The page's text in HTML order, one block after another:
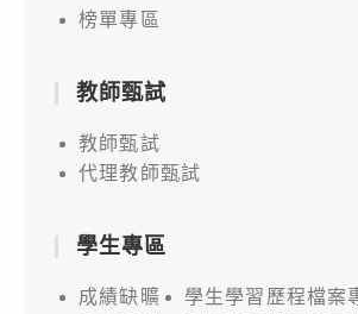
榜單專區
教師甄試
教師甄試
代理教師甄試
學生專區
成績缺曠
學生學習歷程檔案